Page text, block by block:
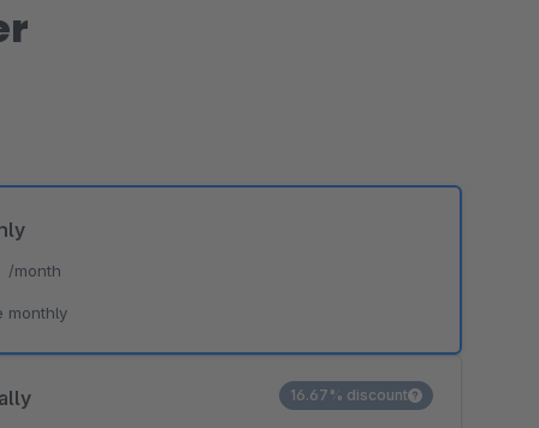
16.67% discount
/month
monthly